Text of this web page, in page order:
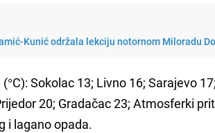
Kunić održala lekciju notornom Miloradu
Sokolac 13; Livno 16; Sarajevo
20; Gradačac 23; Atmosferki
i lagano opada.